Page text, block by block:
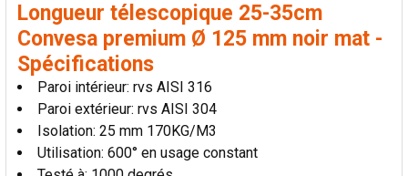
Longueur télescopique 25-35cm
Convesa premium Ø 125 mm noir mat -
Spécifications
Paroi intérieur: rvs AISI 316
Paroi extérieur: rvs AISI 304
Isolation: 25 mm 170KG/M3
Utilisation: 600° en usage constant